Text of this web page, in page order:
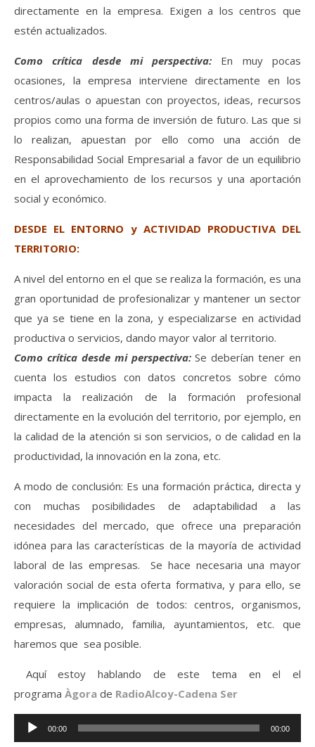
directamente en la empresa. Exigen a los centros que
estén actualizados.
Como crítica desde mi perspectiva: En muy pocas
ocasiones, la empresa interviene directamente en los
centros/aulas o apuestan con proyectos, ideas, recursos
propios como una forma de inversión de futuro. Las que si
lo realizan, apuestan por ello como una acción de
Responsabilidad Social Empresarial a favor de un equilibrio
en el aprovechamiento de los recursos y una aportación
social y económico.
DESDE EL ENTORNO y ACTIVIDAD PRODUCTIVA DEL
TERRITORIO:
A nivel del entorno en el que se realiza la formación, es una
gran oportunidad de profesionalizar y mantener un sector
que ya se tiene en la zona, y especializarse en actividad
productiva o servicios, dando mayor valor al territorio.
Como crítica desde mi perspectiva:Se deberían tener en
cuenta los estudios con datos concretos sobre cómo
impacta la realización de la formación profesional
directamente en la evolución del territorio, por ejemplo, en
la calidad de la atención si son servicios, o de calidad en la
productividad, la innovación en la zona, etc.
A modo de conclusión: Es una formación práctica, directa y
con muchas posibilidades de adaptabilidad a las
necesidades del mercado, que ofrece una preparación
idónea para las características de la mayoría de actividad
laboral de las empresas. Se hace necesaria una mayor
valoración social de esta oferta formativa, y para ello, se
requiere la implicación de todos: centros, organismos,
empresas, alumnado, familia, ayuntamientos, etc. que
haremos que sea posible.
Aquí estoy hablando de este tema en el el
programa Àgora de RadioAlcoy-Cadena Ser
Reproductor
de
00:00 00:00